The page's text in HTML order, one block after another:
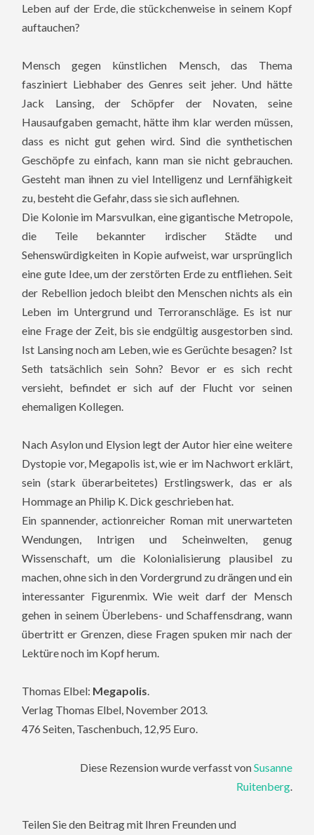
Leben auf der Erde, die stückchenweise in seinem Kopf
auftauchen?
Mensch gegen künstlichen Mensch, das Thema
fasziniert Liebhaber des Genres seit jeher. Und hätte
Jack Lansing, der Schöpfer der Novaten, seine
Hausaufgaben gemacht, hätte ihm klar werden müssen,
dass es nicht gut gehen wird. Sind die synthetischen
Geschöpfe zu einfach, kann man sie nicht gebrauchen.
Gesteht man ihnen zu viel Intelligenz und Lernfähigkeit
zu, besteht die Gefahr, dass sie sich auflehnen.
Die Kolonie im Marsvulkan, eine gigantische Metropole,
die Teile bekannter irdischer Städte und
Sehenswürdigkeiten in Kopie aufweist, war ursprünglich
eine gute Idee, um der zerstörten Erde zu entfliehen. Seit
der Rebellion jedoch bleibt den Menschen nichts als ein
Leben im Untergrund und Terroranschläge. Es ist nur
eine Frage der Zeit, bis sie endgültig ausgestorben sind.
Ist Lansing noch am Leben, wie es Gerüchte besagen? Ist
Seth tatsächlich sein Sohn? Bevor er es sich recht
versieht, befindet er sich auf der Flucht vor seinen
ehemaligen Kollegen.
Nach Asylon und Elysion legt der Autor hier eine weitere
Dystopie vor, Megapolis ist, wie er im Nachwort erklärt,
sein (stark überarbeitetes) Erstlingswerk, das er als
Hommage an Philip K. Dick geschrieben hat.
Ein spannender, actionreicher Roman mit unerwarteten
Wendungen, Intrigen und Scheinwelten, genug
Wissenschaft, um die Kolonialisierung plausibel zu
machen, ohne sich in den Vordergrund zu drängen und ein
interessanter Figurenmix. Wie weit darf der Mensch
gehen in seinem Überlebens- und Schaffensdrang, wann
übertritt er Grenzen, diese Fragen spuken mir nach der
Lektüre noch im Kopf herum.
Thomas Elbel: Megapolis.
Verlag Thomas Elbel, November 2013.
476 Seiten, Taschenbuch, 12,95 Euro.
Diese Rezension wurde verfasst vonSusanne
Ruitenberg.
Teilen Sie den Beitrag mit Ihren Freunden und